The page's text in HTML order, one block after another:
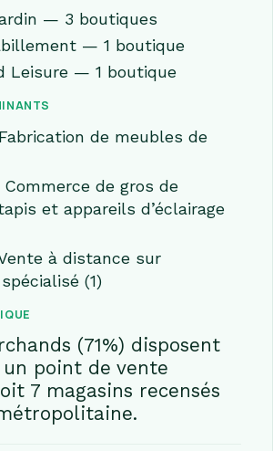
— 3 boutiques
— 1 boutique
Leisure — 1 boutique
de meubles de
de gros de
et appareils d’éclairage
à distance sur
(1)
(71%) disposent
un point de vente
7 magasins recensés